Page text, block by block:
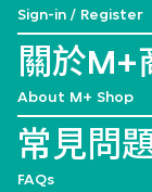
Sign-in / Register
關於M+
About M+ Shop
常見問
FAQs